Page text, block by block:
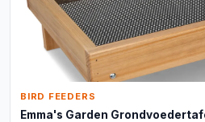
BIRD FEEDERS
Emma's Garden